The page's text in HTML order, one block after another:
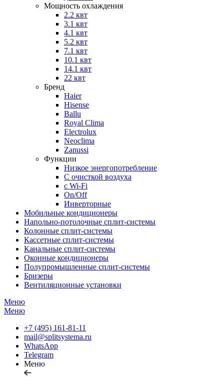
Мощность охлаждения
2.2 квт
3.1 квт
4.1 квт
5.2 квт
7.1 квт
10.1 квт
14.1 квт
22 квт
Бренд
Haier
Hisense
Ballu
Royal Clima
Electrolux
Neoclima
Zanussi
Функции
Низкое энергопотребление
С очисткой воздуха
с Wi-Fi
On/Off
Инверторные
Мобильные кондиционеры
Напольно-потолоч​ные ​сплит-системы
Колонные ​​сплит-системы
Кассетные сплит-системы
Канальные сплит-системы
Оконные кондиционеры
Полупромышленные сплит-системы
Бризеры
Вентиляционные установки
Меню
Меню
+7 (495) 161-81-11
mail@splitsystema.ru
WhatsApp
Telegram
Меню